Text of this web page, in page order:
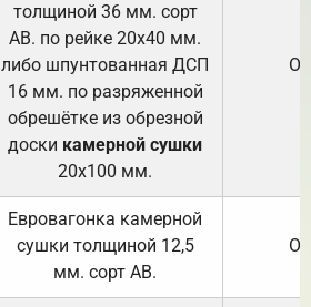
толщиной 36 мм. сорт
АВ. по рейке 20х40 мм.
либо шпунтованная ДСП
16 мм. по разряженной
обрешётке из обрезной
доски камерной сушки
20х100 мм.
Евровагонка камерной
сушки толщиной 12,5
мм. сорт АВ.